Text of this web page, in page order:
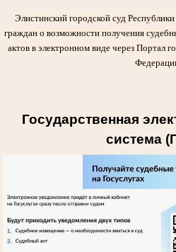
Элистинский городской суд
граждан о возможности получения
актов в электронном виде через Портал
Государственная
система